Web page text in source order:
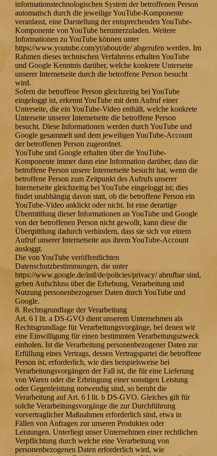
informationstechnologischen System der betroffenen Person
automatisch durch die jeweilige YouTube-Komponente
veranlasst, eine Darstellung der entsprechenden YouTube-
Komponente von YouTube herunterzuladen. Weitere
Informationen zu YouTube können unter
https://www.youtube.com/yt/about/de/ abgerufen werden. Im
Rahmen dieses technischen Verfahrens erhalten YouTube
und Google Kenntnis darüber, welche konkrete Unterseite
unserer Internetseite durch die betroffene Person besucht
wird.
Sofern die betroffene Person gleichzeitig bei YouTube
eingeloggt ist, erkennt YouTube mit dem Aufruf einer
Unterseite, die ein YouTube-Video enthält, welche konkrete
Unterseite unserer Internetseite die betroffene Person
besucht. Diese Informationen werden durch YouTube und
Google gesammelt und dem jeweiligen YouTube-Account
der betroffenen Person zugeordnet.
YouTube und Google erhalten über die YouTube-
Komponente immer dann eine Information darüber, dass die
betroffene Person unsere Internetseite besucht hat, wenn die
betroffene Person zum Zeitpunkt des Aufrufs unserer
Internetseite gleichzeitig bei YouTube eingeloggt ist; dies
findet unabhängig davon statt, ob die betroffene Person ein
YouTube-Video anklickt oder nicht. Ist eine derartige
Übermittlung dieser Informationen an YouTube und Google
von der betroffenen Person nicht gewollt, kann diese die
Übermittlung dadurch verhindern, dass sie sich vor einem
Aufruf unserer Internetseite aus ihrem YouTube-Account
ausloggt.
Die von YouTube veröffentlichten
Datenschutzbestimmungen, die unter
https://www.google.de/intl/de/policies/privacy/ abrufbar sind,
geben Aufschluss über die Erhebung, Verarbeitung und
Nutzung personenbezogener Daten durch YouTube und
Google.
8. Rechtsgrundlage der Verarbeitung
Art. 6 I lit. a DS-GVO dient unserem Unternehmen als
Rechtsgrundlage für Verarbeitungsvorgänge, bei denen wir
eine Einwilligung für einen bestimmten Verarbeitungszweck
einholen. Ist die Verarbeitung personenbezogener Daten zur
Erfüllung eines Vertrags, dessen Vertragspartei die betroffene
Person ist, erforderlich, wie dies beispielsweise bei
Verarbeitungsvorgängen der Fall ist, die für eine Lieferung
von Waren oder die Erbringung einer sonstigen Leistung
oder Gegenleistung notwendig sind, so beruht die
Verarbeitung auf Art. 6 I lit. b DS-GVO. Gleiches gilt für
solche Verarbeitungsvorgänge die zur Durchführung
vorvertraglicher Maßnahmen erforderlich sind, etwa in
Fällen von Anfragen zur unseren Produkten oder
Leistungen. Unterliegt unser Unternehmen einer rechtlichen
Verpflichtung durch welche eine Verarbeitung von
personenbezogenen Daten erforderlich wird, wie